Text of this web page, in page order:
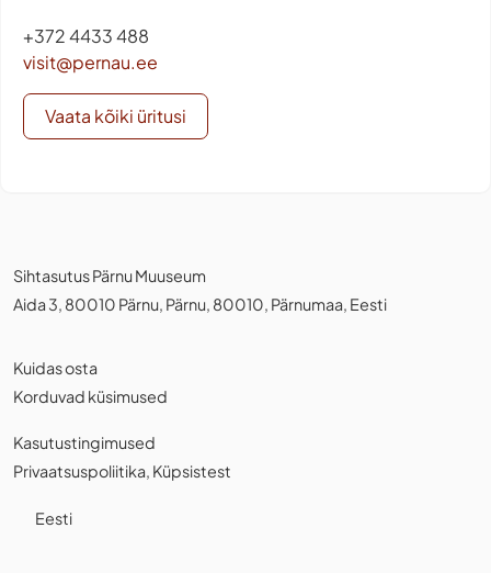
+372 4433 488
visit@pernau.ee
Vaata kõiki üritusi
Sihtasutus Pärnu Muuseum
Aida 3, 80010 Pärnu, Pärnu, 80010, Pärnumaa, Eesti
Kuidas osta
Korduvad küsimused
Kasutustingimused
Privaatsuspoliitika, Küpsistest
Eesti